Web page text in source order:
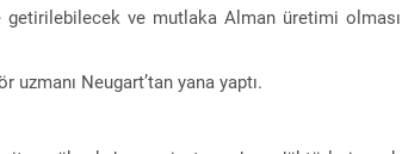
ve mutlaka Alman üretimi olması
Neugart’tan yana yaptı.